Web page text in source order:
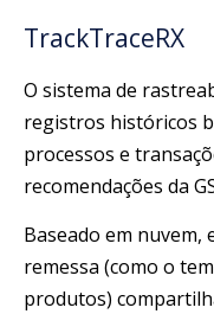
TrackTraceRX
O sistema de
registros históricos
processos e
recomendações da
Baseado em nuvem,
remessa (como o
produtos)